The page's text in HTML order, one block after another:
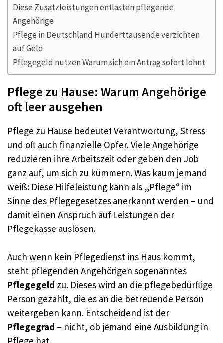
Diese Zusatzleistungen entlasten pflegende
Angehörige
Pflege in Deutschland Hunderttausende verzichten
auf Geld
Pflegegeld nutzen Warum sich ein Antrag sofort lohnt
Pflege zu Hause: Warum Angehörige
oft leer ausgehen
Pflege zu Hause bedeutet Verantwortung, Stress
und oft auch finanzielle Opfer. Viele Angehörige
reduzieren ihre Arbeitszeit oder geben den Job
ganz auf, um sich zu kümmern. Was kaum jemand
weiß: Diese Hilfeleistung kann als „Pflege“ im
Sinne des Pflegegesetzes anerkannt werden – und
damit einen Anspruch auf Leistungen der
Pflegekasse auslösen.
Auch wenn kein Pflegedienst ins Haus kommt,
steht pflegenden Angehörigen sogenanntes
Pflegegeld zu. Dieses wird an die pflegebedürftige
Person gezahlt, die es an die betreuende Person
weitergeben kann. Entscheidend ist der
Pflegegrad – nicht, ob jemand eine Ausbildung in
Pflege hat.